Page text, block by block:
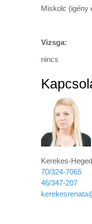
Miskolc (igény
Vizsga:
nincs
Kerekes-
70/324-7065
46/347-207